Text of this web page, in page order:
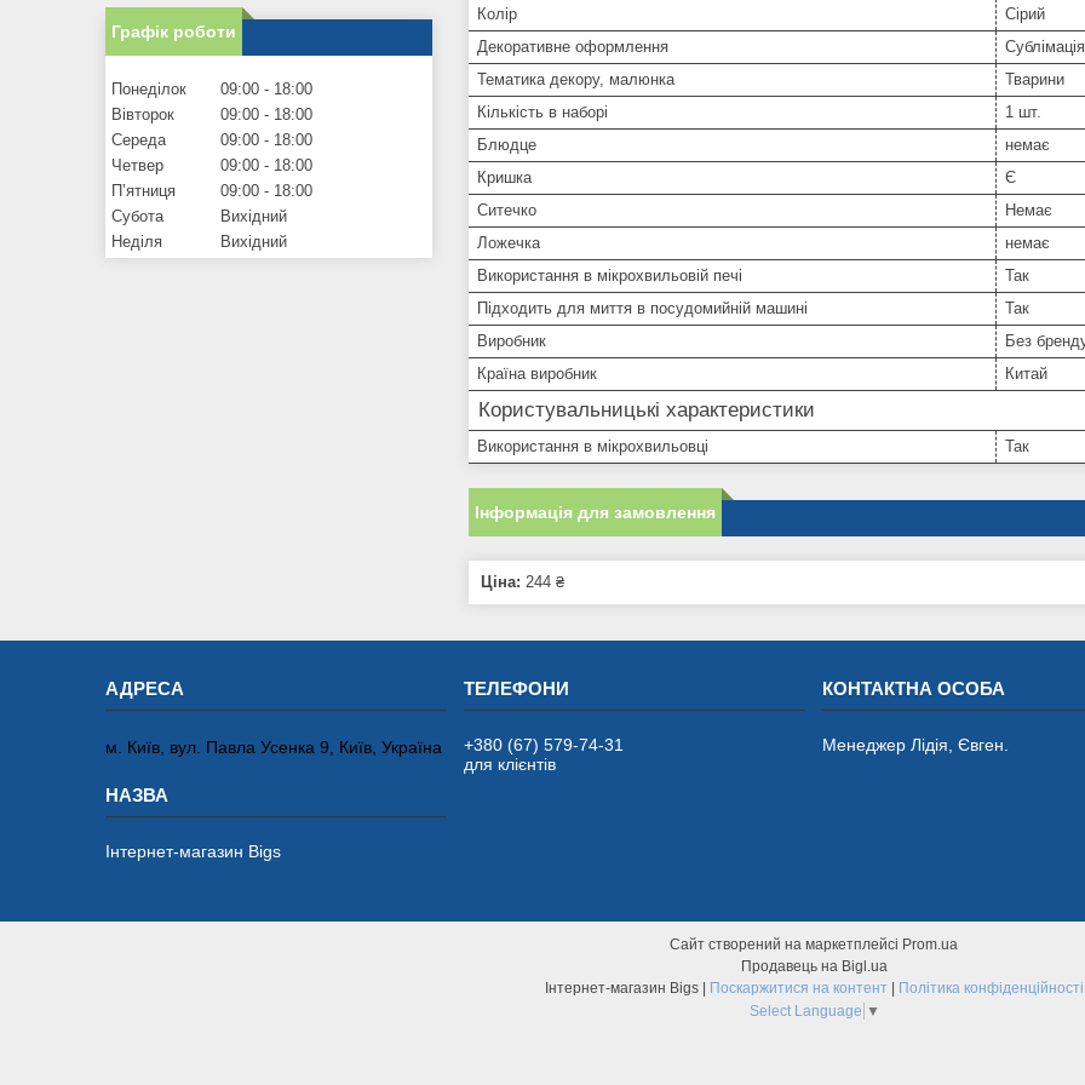
Колір
Сірий
Декоративне оформлення
Сублімація
Тематика декору, малюнка
Тварини
Кількість в наборі
1 шт.
Блюдце
немає
Кришка
Є
Ситечко
Немає
Ложечка
немає
Використання в мікрохвильовій печі
Так
Підходить для миття в посудомийній машині
Так
Виробник
Без
Країна виробник
Китай
Користувальницькі характеристики
Використання в мікрохвильовці Так
Інформація для замовлення
Ціна: 244 ₴
Графік роботи
Понеділок 09:00
18:00
Вівторок
09:00
18:00
Середа
09:00
18:00
Четвер
09:00
18:00
Пʼятниця
09:00
18:00
Субота
Вихідний
Неділя
Вихідний
м. Київ, вул. Павла Усенка 9, Київ, Україна
Інтернет-магазин Bigs
+380 (67) 579-74-31
для клієнтів
Менеджер Лідія, Євген.
Сайт створений на маркетплейсі Prom.ua
Продавець на Bigl.ua
Поскаржитися на контент
Політика конфіденційності
Select Language ▼